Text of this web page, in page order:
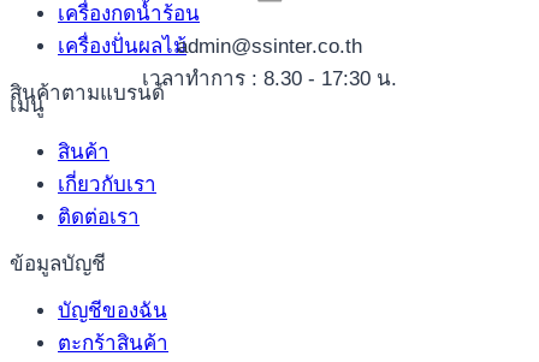
เครื่องกดน้ำร้อน
เครื่องปั่นผลไม้
สินค้าตามแบรนด์
admin@ssinter.co.th
เวลาทำการ : 8.30 - 17:30 น.
เมนู
สินค้า
เกี่ยวกับเรา
ติดต่อเรา
ข้อมูลบัญชี
บัญชีของฉัน
ตะกร้าสินค้า